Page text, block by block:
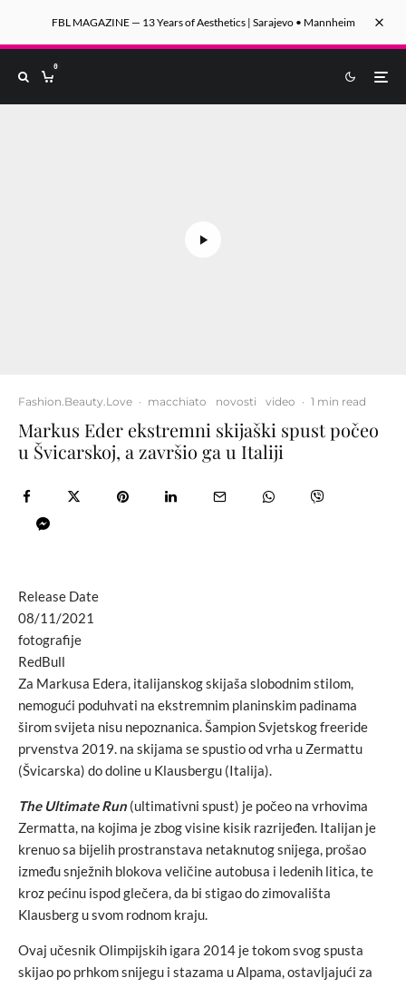
FBL MAGAZINE — 13 Years of Aesthetics | Sarajevo • Mannheim
0
Fashion.Beauty.Love · macchiato novosti video · 1 min read
Markus Eder ekstremni skijaški spust počeo
u Švicarskoj, a završio ga u Italiji
Release Date
08/11/2021
fotografije
RedBull
Za Markusa Edera, italijanskog skijaša slobodnim stilom,
nemogući poduhvati na ekstremnim planinskim padinama
širom svijeta nisu nepoznanica. Šampion Svjetskog freeride
prvenstva 2019. na skijama se spustio od vrha u Zermattu
(Švicarska) do doline u Klausbergu (Italija).
The Ultimate Run (ultimativni spust) je počeo na vrhovima
Zermatta, na kojima je zbog visine kisik razrijeđen. Italijan je
krenuo sa bijelih prostranstava netaknutog snijega, prošao
između snježnih blokova veličine autobusa i ledenih litica, te
kroz pećinu ispod glečera, da bi stigao do zimovališta
Klausberg u svom rodnom kraju.
Ovaj učesnik Olimpijskih igara 2014 je tokom svog spusta
skijao po prhkom snijegu i stazama u Alpama, ostavljajući za